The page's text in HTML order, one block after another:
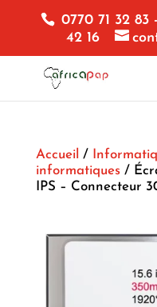
0770 71 32 83
42 16
Accueil /
informatiques/
IPS – Connecteur